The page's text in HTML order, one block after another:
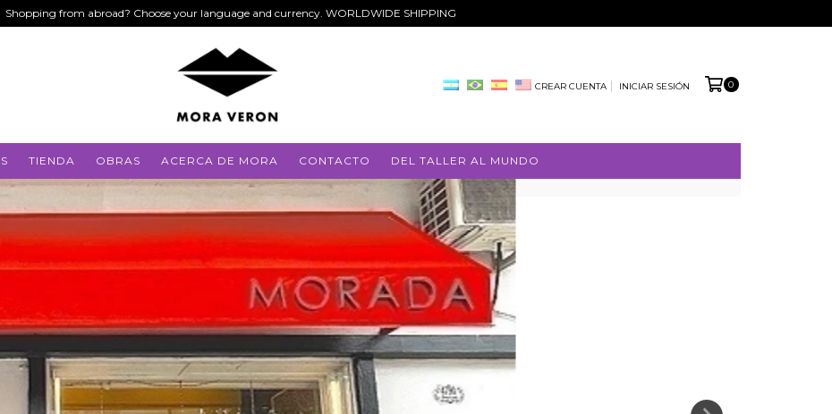
Shopping from abroad? Choose your language and currency. WORLDWIDE SHIPPING
CREAR CUENTA INICIAR SESIÓN 0
TIENDA OBRAS ACERCA DE MORA CONTACTO DEL TALLER AL MUNDO